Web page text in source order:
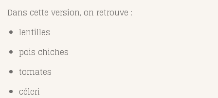
Dans cette version, on retrouve :
lentilles
pois chiches
tomates
céleri